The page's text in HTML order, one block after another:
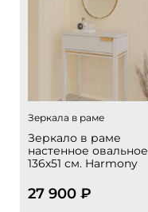
Зеркала в раме
Зеркало в раме
настенное овальное
136х51 см. Harmony
27 900 ₽